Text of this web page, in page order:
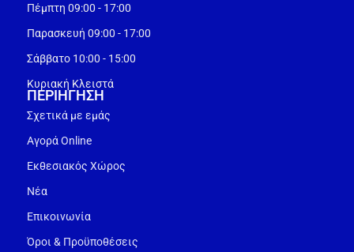
Πέμπτη 09:00 - 17:00
Παρασκευή 09:00 - 17:00
Σάββατο 10:00 - 15:00
Κυριακή Κλειστά
ΠΕΡΙΗΓΗΣΗ
Σχετικά με εμάς
Αγορά Online
Εκθεσιακός Χώρος
Νέα
Επικοινωνία
Όροι & Προϋποθέσεις